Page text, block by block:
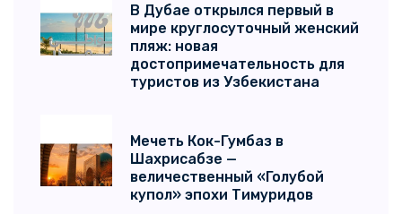
В Дубае открылся первый в
мире круглосуточный женский
пляж: новая
достопримечательность для
туристов из Узбекистана
Мечеть Кок-Гумбаз в
Шахрисабзе —
величественный «Голубой
купол» эпохи Тимуридов